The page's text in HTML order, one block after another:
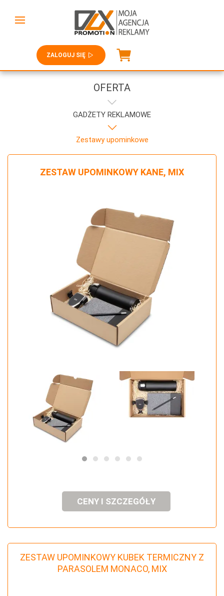
ZALOGUJ SIĘ
OFERTA
GADŻETY REKLAMOWE
Zestawy upominkowe
ZESTAW UPOMINKOWY KANE, MIX
CENY I SZCZEGÓŁY
ZESTAW UPOMINKOWY KUBEK TERMICZNY Z
PARASOLEM MONACO, MIX